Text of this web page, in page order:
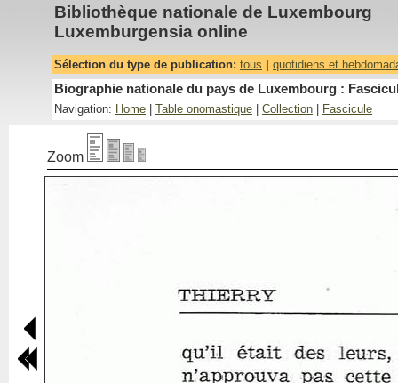
Bibliothèque nationale de Luxembourg
Luxemburgensia online
Sélection du type de publication: tous quotidiens et
Biographie nationale du pays de Luxembourg :
Navigation: Home Table onomastique Collection Fascicule
Zoom